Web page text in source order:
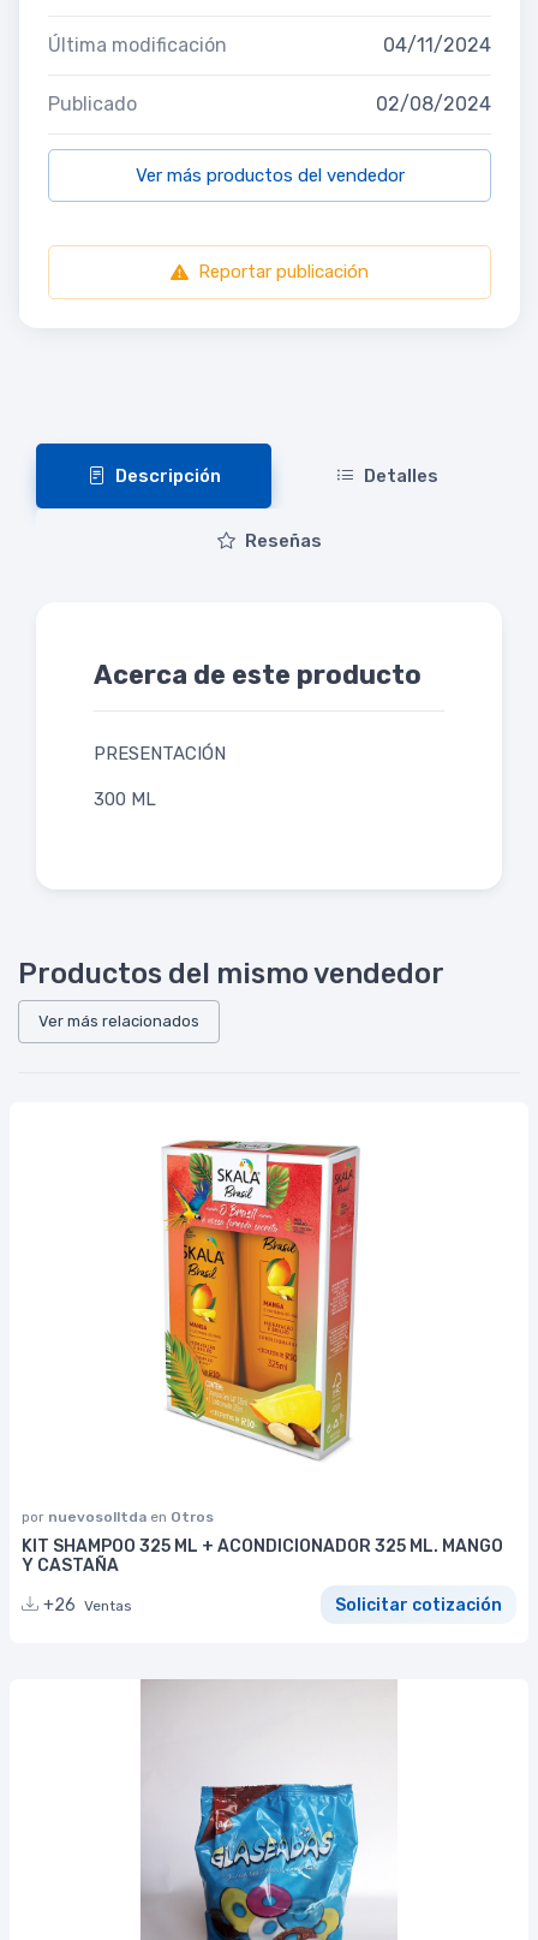
Última modificación 04/11/2024
Publicado 02/08/2024
Ver más productos del vendedor
Reportar publicación
Descripción Detalles
Reseñas
Acerca de este producto
PRESENTACIÓN
300 ML
Productos del mismo vendedor
Ver más relacionados
por nuevosolltda en Otros
KIT SHAMPOO 325 ML + ACONDICIONADOR 325 ML. MANGO
Y CASTAÑA
+26 Ventas Solicitar cotización